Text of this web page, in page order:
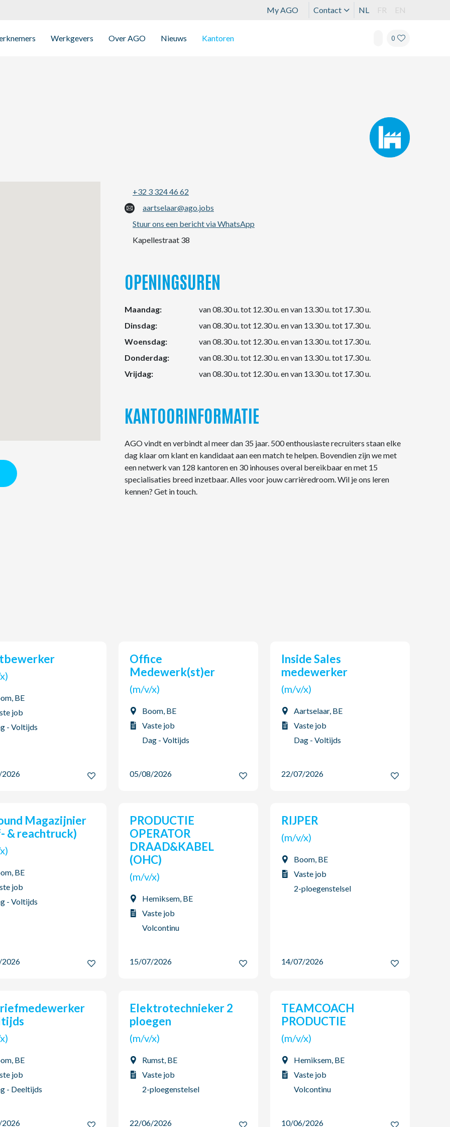
My AGO Contact NL FR EN
Werkgevers Over AGO Nieuws Kantoren 0
+32 3 324 46 62
aartselaar@ago.jobs
Stuur ons een bericht via WhatsApp
Kapellestraat 38
OPENINGSUREN
Maandag:
van 08.30 u. tot 12.30 u. en van 13.30 u. tot 17.30 u.
Dinsdag:
van 08.30 u. tot 12.30 u. en van 13.30 u. tot 17.30 u.
Woensdag:
van 08.30 u. tot 12.30 u. en van 13.30 u. tot 17.30 u.
Donderdag:
van 08.30 u. tot 12.30 u. en van 13.30 u. tot 17.30 u.
Vrijdag:
van 08.30 u. tot 12.30 u. en van 13.30 u. tot 17.30 u.
KANTOORINFORMATIE
AGO vindt en verbindt al meer dan 35 jaar. 500 enthousiaste recruiters staan elke
dag klaar om klant en kandidaat aan een match te helpen. Bovendien zijn we met
een netwerk van 128 kantoren en 30 inhouses overal bereikbaar en met 15
specialisaties breed inzetbaar. Alles voor jouw carrièredroom. Wil je ons leren
kennen? Get in touch.
x)
BE
job
- Voltijds
2026
Office
Medewerk(st)er
(m/v/x)
Boom, BE
Vaste job
Dag - Voltijds
05/08/2026
Inside Sales
medewerker
(m/v/x)
Aartselaar, BE
Vaste job
Dag - Voltijds
22/07/2026
& reachtruck)
x)
BE
job
- Voltijds
2026
PRODUCTIE
OPERATOR
DRAAD&KABEL
(OHC)
(m/v/x)
Hemiksem, BE
Vaste job
Volcontinu
15/07/2026
RIJPER
(m/v/x)
Boom, BE
Vaste job
2-ploegenstelsel
14/07/2026
x)
BE
job
- Deeltijds
2026
Elektrotechnieker 2
ploegen
(m/v/x)
Rumst, BE
Vaste job
2-ploegenstelsel
22/06/2026
TEAMCOACH
PRODUCTIE
(m/v/x)
Hemiksem, BE
Vaste job
Volcontinu
10/06/2026